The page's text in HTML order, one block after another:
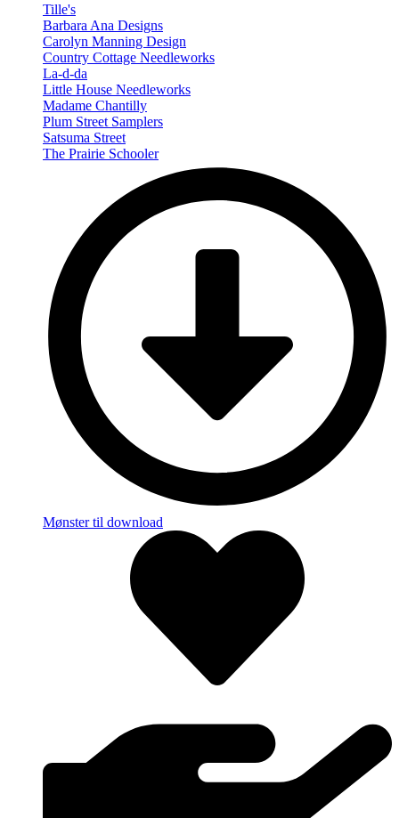
Tille's
Barbara Ana Designs
Carolyn Manning Design
Country Cottage Needleworks
La-d-da
Little House Needleworks
Madame Chantilly
Plum Street Samplers
Satsuma Street
The Prairie Schooler
Mønster til download